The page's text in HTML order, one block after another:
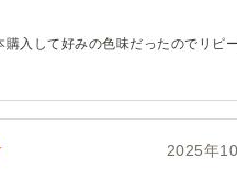
購入して好みの色味だったのでリピ
2025年